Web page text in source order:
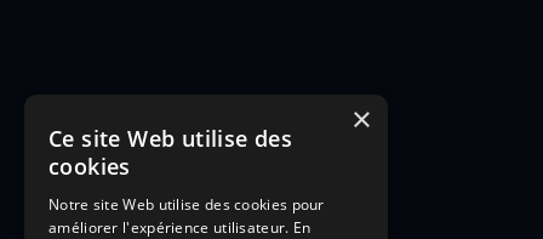
×
Ce site Web utilise des
cookies
Notre site Web utilise des cookies pour
améliorer l'expérience utilisateur. En